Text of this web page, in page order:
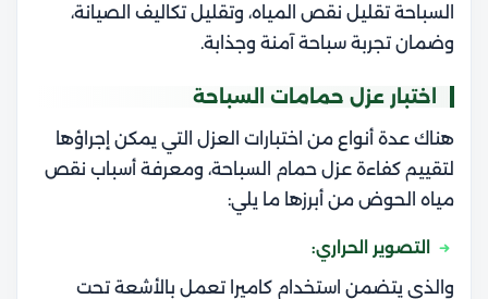
السباحة تقليل نقص المياه، وتقليل تكاليف الصيانة،
وضمان تجربة سباحة آمنة وجذابة.
اختبار عزل حمامات السباحة
هناك عدة أنواع من اختبارات العزل التي يمكن إجراؤها
لتقييم كفاءة عزل حمام السباحة، ومعرفة أسباب نقص
مياه الحوض من أبرزها ما يلي:
التصوير الحراري:
والذي يتضمن استخدام كاميرا تعمل بالأشعة تحت